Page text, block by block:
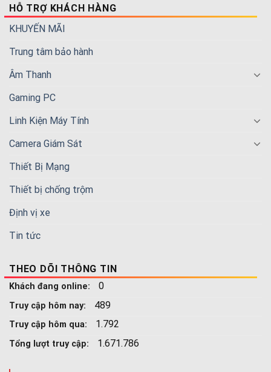
HỖ TRỢ KHÁCH HÀNG
KHUYẾN MÃI
Trung tâm bảo hành
Âm Thanh
Gaming PC
Linh Kiện Máy Tính
Camera Giám Sát
Thiết Bị Mạng
Thiết bị chống trộm
Định vị xe
Tin tức
THEO DÕI THÔNG TIN
Khách đang online: 0
Truy cập hôm nay: 489
Truy cập hôm qua: 1.792
Tổng lượt truy cập: 1.671.786